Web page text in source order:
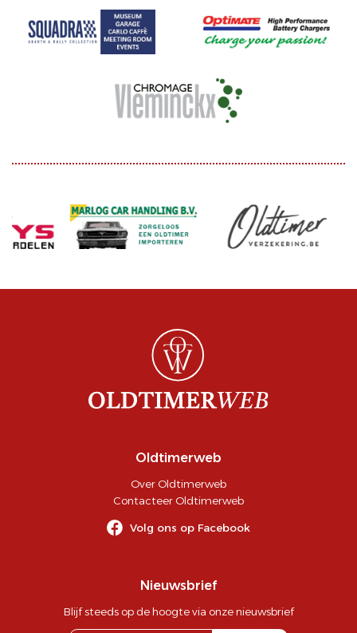
Oldtimerweb
Over Oldtimerweb
Contacteer Oldtimerweb
Volg ons op Facebook
Nieuwsbrief
Blijf steeds op de hoogte via onze nieuwsbrief